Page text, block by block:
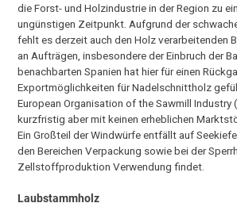
die Forst- und Holzindustrie in der Region zu
ungünstigen Zeitpunkt. Aufgrund der
fehlt es derzeit auch den Holz verarbeitenden
an Aufträgen, insbesondere der Einbruch der
benachbarten Spanien hat hier für einen
Exportmöglichkeiten für Nadelschnittholz
European Organisation of the Sawmill Industry
kurzfristig aber mit keinen erheblichen
Ein Großteil der Windwürfe entfällt auf
den Bereichen Verpackung sowie bei der
Zellstoffproduktion Verwendung findet.
Laubstammholz